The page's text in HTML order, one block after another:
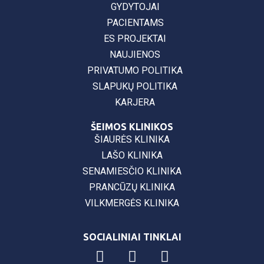
GYDYTOJAI
PACIENTAMS
ES PROJEKTAI
NAUJIENOS
PRIVATUMO POLITIKA
SLAPUKŲ POLITIKA
KARJERA
ŠEIMOS KLINIKOS
ŠIAURĖS KLINIKA
LAŠO KLINIKA
SENAMIESČIO KLINIKA
PRANCŪZŲ KLINIKA
VILKMERGĖS KLINIKA
SOCIALINIAI TINKLAI